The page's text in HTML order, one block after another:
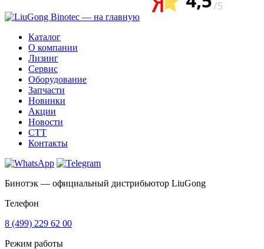
Каталог
О компании
Лизинг
Сервис
Оборудование
Запчасти
Новинки
Акции
Новости
CTT
Контакты
Бинотэк — официальный дистрибьютор LiuGong
Телефон
8 (499) 229 62 00
Режим работы